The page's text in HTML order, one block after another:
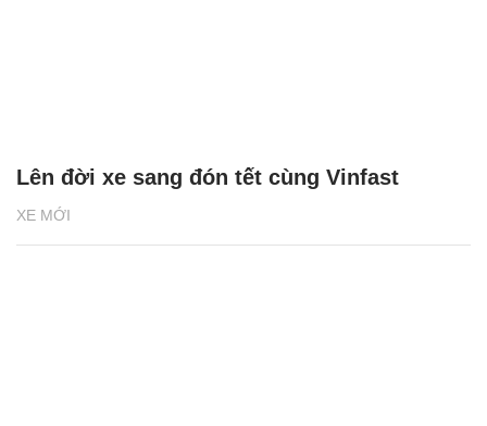
XE MỚI
Lên đời xe sang đón tết cùng Vinfast